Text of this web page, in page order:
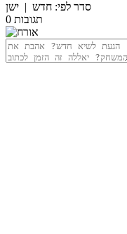
סדר לפי: חדש | ישן
0 תגובות